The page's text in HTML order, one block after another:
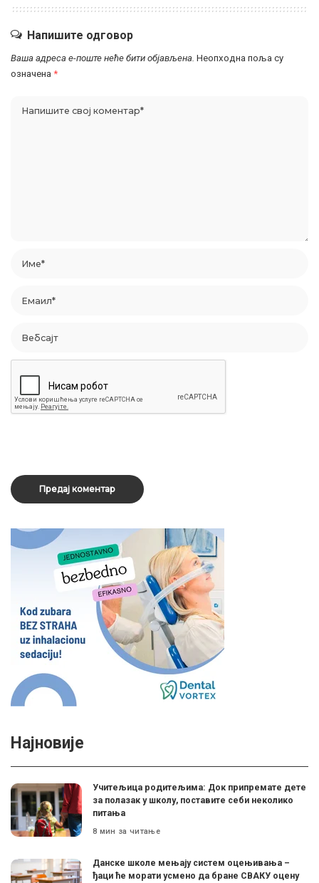
Напишите одговор
Ваша адреса е-поште неће бити објављена. Неопходна поља су
означена *
Најновије
Учитељица родитељима: Док припремате дете
за полазак у школу, поставите себи неколико
питања
8 мин за читање
Данске школе мењају систем оцењивања –
ђаци ће морати усмено да бране СВАКУ оцену